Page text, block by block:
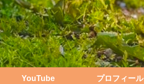
YouTube プロフィール